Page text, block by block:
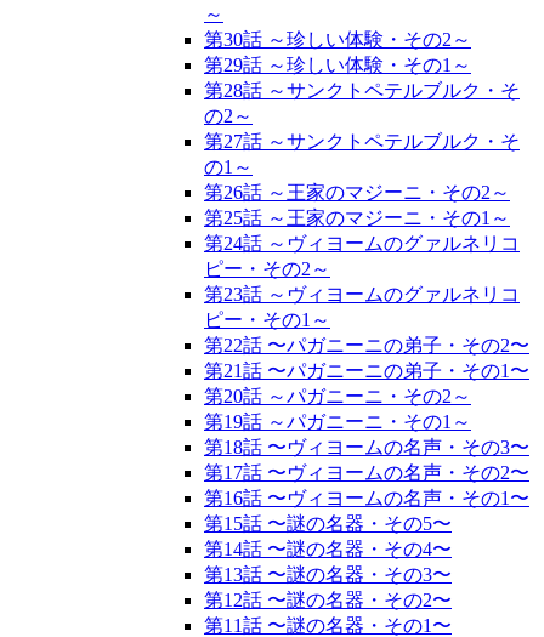
～
第30話 ～珍しい体験・その2～
第29話 ～珍しい体験・その1～
第28話 ～サンクトペテルブルク・そ
の2～
第27話 ～サンクトペテルブルク・そ
の1～
第26話 ～王家のマジーニ・その2～
第25話 ～王家のマジーニ・その1～
第24話 ～ヴィヨームのグァルネリコ
ピー・その2～
第23話 ～ヴィヨームのグァルネリコ
ピー・その1～
第22話 〜パガニーニの弟子・その2〜
第21話 〜パガニーニの弟子・その1〜
第20話 ～パガニーニ・その2～
第19話 ～パガニーニ・その1～
第18話 〜ヴィヨームの名声・その3〜
第17話 〜ヴィヨームの名声・その2〜
第16話 〜ヴィヨームの名声・その1〜
第15話 〜謎の名器・その5〜
第14話 〜謎の名器・その4〜
第13話 〜謎の名器・その3〜
第12話 〜謎の名器・その2〜
第11話 〜謎の名器・その1〜